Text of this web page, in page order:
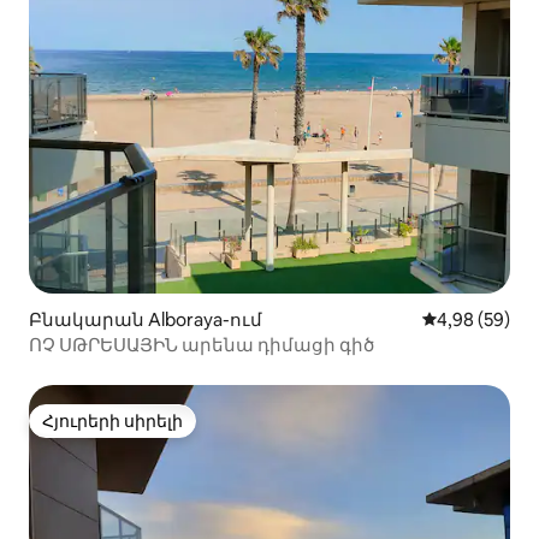
Բնակարան Alboraya-ում Միջին
4,98 (59)
ՈՉ ՍԹՐԵՍԱՅԻՆ արենա դիմացի գիծ
Հյուրերի սիրելի
Հյուրերի սիրելի